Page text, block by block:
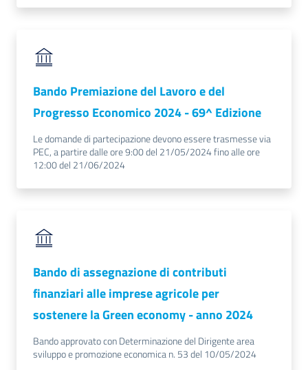
Bando Premiazione del Lavoro e del
Progresso Economico 2024 - 69^ Edizione
Le domande di partecipazione devono essere trasmesse via
PEC, a partire dalle ore 9:00 del 21/05/2024 fino alle ore
12:00 del 21/06/2024
Bando di assegnazione di contributi
finanziari alle imprese agricole per
sostenere la Green economy - anno 2024
Bando approvato con Determinazione del Dirigente area
sviluppo e promozione economica n. 53 del 10/05/2024